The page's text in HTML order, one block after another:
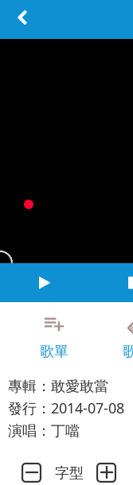
歌單
專輯：敢愛敢當
發行：2014-07-08
演唱：丁噹
字型